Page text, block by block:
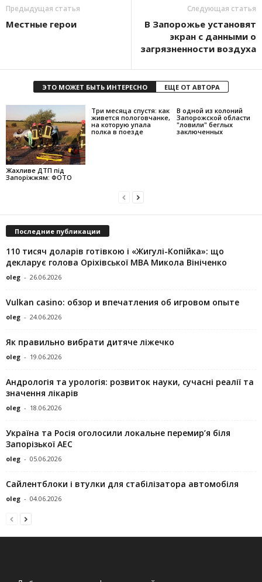
Предыдущая статья
Местные герои
Следующая статья
В Запорожье установят
экран с данными о
загрязненности воздуха
ЭТО МОЖЕТ БЫТЬ ИНТЕРЕСНО ЕЩЕ ОТ АВТОРА
Жахливе ДТП під
Запоріжжям: ФОТО
Три месяца спустя: как
живется пологовчанке,
на которую упала
полка в поезде
В одной из колоний
Запорожской области
"ловили" беглых
заключенных
Последние публикации
110 тисяч доларів готівкою і «Жигулі-Копійка»: що
декларує голова Оріхівської МВА Микола Вініченко
oleg - 26.06.2026
Vulkan casino: обзор и впечатления об игровом опыте
oleg - 24.06.2026
Як правильно вибрати дитяче ліжечко
oleg - 19.06.2026
Андрологія та урологія: розвиток науки, сучасні реалії та
значення лікарів
oleg - 18.06.2026
Україна та Росія оголосили локальне перемир’я біля
Запорізької АЕС
oleg - 05.06.2026
Сайлентблоки і втулки для стабілізатора автомобіля
oleg - 04.06.2026